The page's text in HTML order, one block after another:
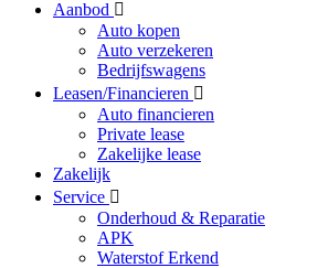
Aanbod
Auto kopen
Auto verzekeren
Bedrijfswagens
Leasen/Financieren
Auto financieren
Private lease
Zakelijke lease
Zakelijk
Service
Onderhoud & Reparatie
APK
Waterstof Erkend